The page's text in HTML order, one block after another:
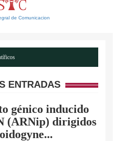
de Comunicacion
ENTRADAS
génico inducido
(ARNip) dirigidos